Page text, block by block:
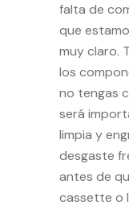
falta de
que
muy claro.
los
no tengas
será
limpia y
desgaste
antes de
cassette o